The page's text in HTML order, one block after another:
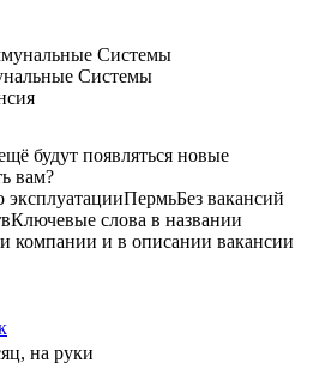
Системы
будут появляться новые
вам?
ПермьБез вакансий
Ключевые слова в названии
компании и в описании вакансии
на руки